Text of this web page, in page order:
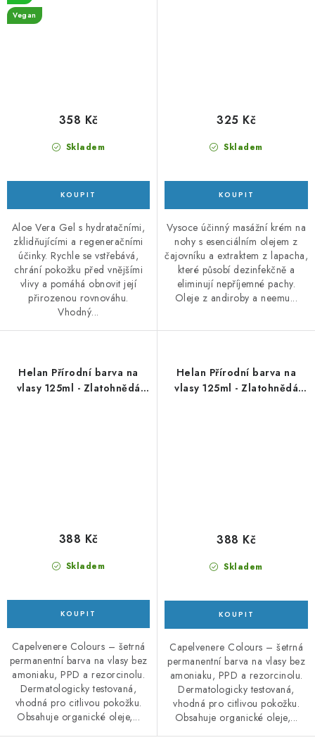
Vegan
Skladem
358 Kč
Aloe Vera Gel s hydratačními,
zklidňujícími a regeneračními
účinky. Rychle se vstřebává,
chrání pokožku před vnějšími
vlivy a pomáhá obnovit její
přirozenou rovnováhu.
Vhodný...
Skladem
325 Kč
Vysoce účinný masážní krém na
nohy s esenciálním olejem z
čajovníku a extraktem z lapacha,
které působí dezinfekčně a
eliminují nepříjemné pachy.
Oleje z andiroby a neemu...
Helan Přírodní barva na
vlasy 125ml - Zlatohnědá
Skladem
388 Kč
Capelvenere Colours – šetrná
permanentní barva na vlasy bez
amoniaku, PPD a rezorcinolu.
Dermatologicky testovaná,
vhodná pro citlivou pokožku.
Obsahuje organické oleje,...
Helan Přírodní barva na
vlasy 125ml - Zlatohnědá
Skladem
388 Kč
Capelvenere Colours – šetrná
permanentní barva na vlasy bez
amoniaku, PPD a rezorcinolu.
Dermatologicky testovaná,
vhodná pro citlivou pokožku.
Obsahuje organické oleje,...